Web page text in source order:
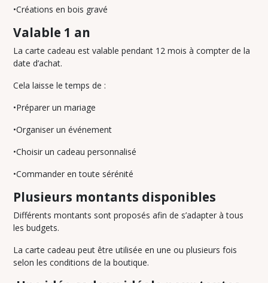
•Créations en bois gravé
Valable 1 an
La carte cadeau est valable pendant 12 mois à compter de la
date d’achat.
Cela laisse le temps de :
•Préparer un mariage
•Organiser un événement
•Choisir un cadeau personnalisé
•Commander en toute sérénité
Plusieurs montants disponibles
Différents montants sont proposés afin de s’adapter à tous
les budgets.
La carte cadeau peut être utilisée en une ou plusieurs fois
selon les conditions de la boutique.